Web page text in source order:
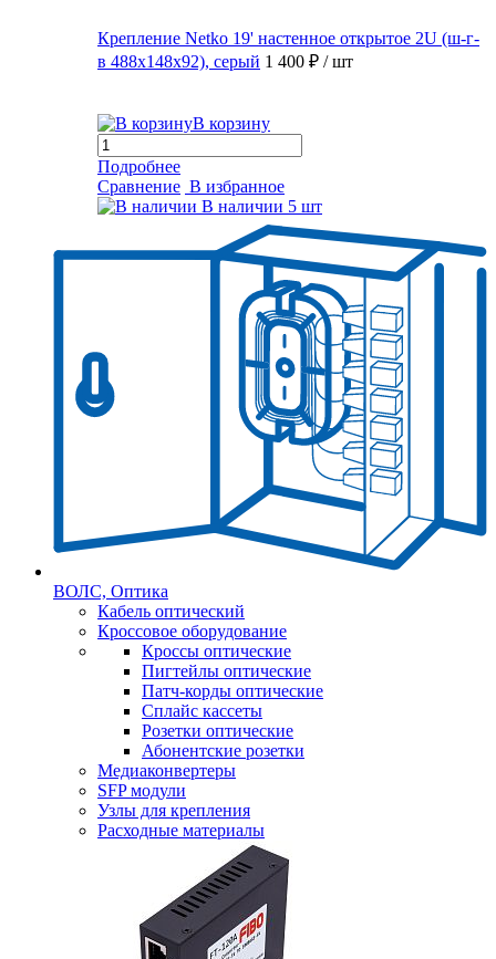
Крепление Netko 19' настенное открытое 2U (ш-г-
в 488х148х92), серый 1 400 ₽ / шт
В корзину
Подробнее
Сравнение В избранное
В наличии 5 шт
ВОЛС, Оптика
Кабель оптический
Кроссовое оборудование
Кроссы оптические
Пигтейлы оптические
Патч-корды оптические
Сплайс кассеты
Розетки оптические
Абонентские розетки
Медиаконвертеры
SFP модули
Узлы для крепления
Расходные материалы